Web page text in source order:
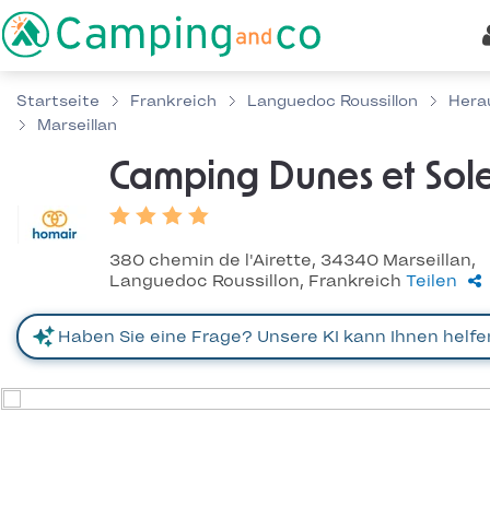
Startseite Frankreich Languedoc Roussillon
Marseillan
Camping Dunes et
380 chemin de l'Airette, 34340 Marseillan,
Languedoc Roussillon, Frankreich Teilen